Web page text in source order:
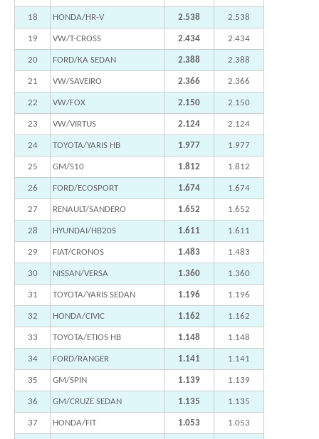
18 HONDA/HR-V 2.538 2.538
19 VW/T-CROSS 2.434 2.434
20 FORD/KA SEDAN 2.388 2.388
21 VW/SAVEIRO 2.366 2.366
22 VW/FOX 2.150 2.150
23 VW/VIRTUS 2.124 2.124
24 TOYOTA/YARIS HB 1.977 1.977
25 GM/S10 1.812 1.812
26 FORD/ECOSPORT 1.674 1.674
27 RENAULT/SANDERO 1.652 1.652
28 HYUNDAI/HB20S 1.611 1.611
29 FIAT/CRONOS 1.483 1.483
30 NISSAN/VERSA 1.360 1.360
31 TOYOTA/YARIS SEDAN 1.196 1.196
32 HONDA/CIVIC 1.162 1.162
33 TOYOTA/ETIOS HB 1.148 1.148
34 FORD/RANGER 1.141 1.141
35 GM/SPIN 1.139 1.139
36 GM/CRUZE SEDAN 1.135 1.135
37 HONDA/FIT 1.053 1.053